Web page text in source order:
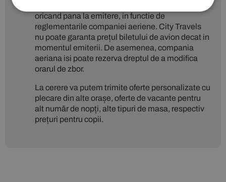
oricand pana la emitere, in functie de
reglementarile companiei aeriene. City Travels
nu poate garanta prețul biletului de avion decat in
momentul emiterii. De asemenea, compania
aeriana isi poate rezerva dreptul de a modifica
orarul de zbor.
La cerere va putem trimite oferte personalizate cu
plecare din alte orașe, oferte de vacante pentru
alt număr de nopți, alte tipuri de masa, respectiv
prețuri pentru copii.